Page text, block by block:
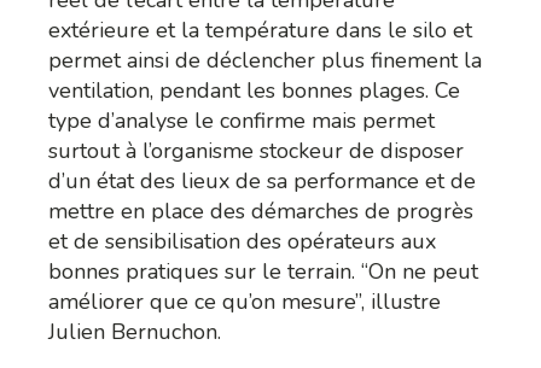
extérieure et la température dans le silo et
permet ainsi de déclencher plus finement la
ventilation, pendant les bonnes plages. Ce
type d’analyse le confirme mais permet
surtout à l’organisme stockeur de disposer
d’un état des lieux de sa performance et de
mettre en place des démarches de progrès
et de sensibilisation des opérateurs aux
bonnes pratiques sur le terrain. “On ne peut
améliorer que ce qu’on mesure”, illustre
Julien Bernuchon.